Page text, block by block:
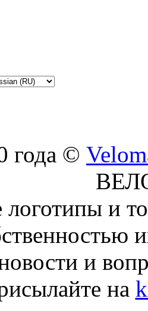
года ©
логотипы и
и
на